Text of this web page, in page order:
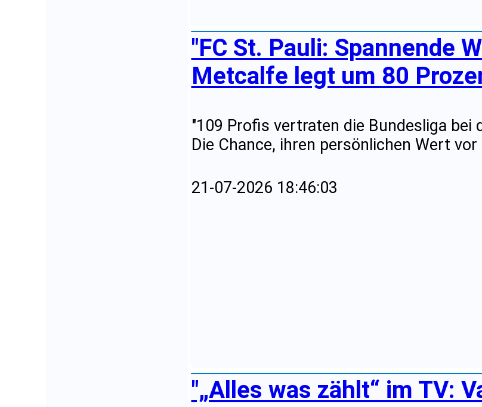
"FC St. Pauli: Spannende
Metcalfe legt um 80
"109 Profis vertraten die Bundesliga bei
Die Chance, ihren persönlichen Wert
21-07-2026 18:46:03
"„Alles was zählt“ im TV: